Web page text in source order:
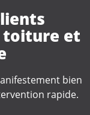
Super
bon rapport